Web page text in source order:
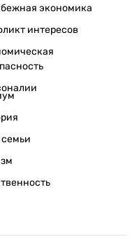
экономика
интересов
семьи